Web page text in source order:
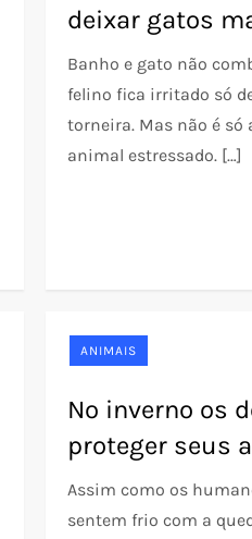
deixar gatos
Banho e gato não
felino fica irritado só
torneira. Mas não é só
animal estressado. […]
ANIMAIS
No inverno os
proteger seus
Assim como os
sentem frio com a